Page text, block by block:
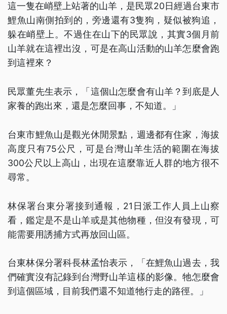
這一隻在峭壁上站著的山羊，是民眾20日經過台東市
鯉魚山南側拍到的，旁邊還有3隻狗，疑似被狗追，
躲在峭壁上。不過住在山下的民眾說，其實3個月前
山羊就在這裡出沒，可是在高山活動的山羊怎麼會跑
到這裡來？
民眾董先生表示，「這個山怎麼會有山羊？到底是人
家養的跑出來，還是怎麼回事，不知道。」
台東市鯉魚山是觀光休閒景點，週邊都有住家，海拔
高度只有75公尺，可是台灣山羊生活的範圍在海拔
300公尺以上高山，出現在這麼靠近人群的地方很不
尋常。
林保署台東分署接到通報，21日派工作人員上山察
看，鑑定是不是山羊或是其他物種，但沒有發現，可
能需要用誘捕方式再放回山區。
台東林保分署科長林孟怡表示，「在鯉魚山過去，我
們確實沒有記錄到台灣野山羊這樣的影像。牠怎麼會
到這個區域，目前我們還不知道牠行走的路徑。」